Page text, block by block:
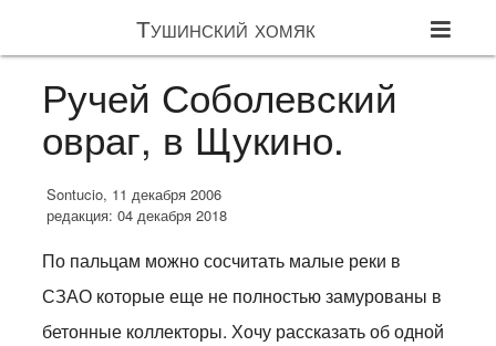
Тушинский хомяк
Ручей Соболевский
овраг, в Щукино.
Sontucio, 11 декабря 2006
редакция: 04 декабря 2018
По пальцам можно сосчитать малые реки в
СЗАО которые еще не полностью замурованы в
бетонные коллекторы. Хочу рассказать об одной